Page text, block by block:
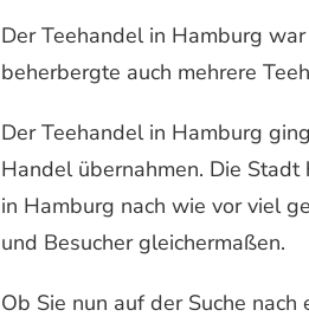
Der Teehandel in Hamburg
beherbergte auch mehrere
Der Teehandel in Hamburg
Handel übernahmen. Die
in Hamburg nach wie vor viel
und Besucher gleichermaßen.
Ob Sie nun auf der Suche